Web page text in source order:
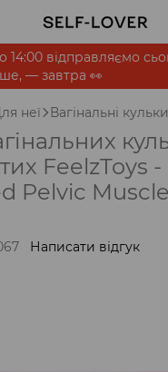
відправляємо
— завтра 👀
неї Вагінальні кульки
FeelzToys
Pelvic
Написати відгук